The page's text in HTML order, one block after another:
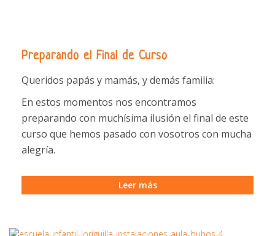
Preparando el Final de Curso
Queridos papás y mamás, y demás familia:
En estos momentos nos encontramos
preparando con muchísima ilusión el final de este
curso que hemos pasado con vosotros con mucha
alegría.
Leer más